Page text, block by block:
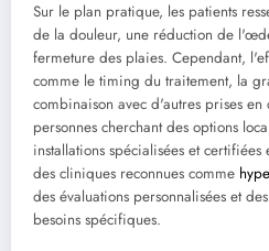
Sur le plan pratique, les patients
de la douleur, une réduction de
fermeture des plaies. Cependant,
comme le timing du traitement, la
combinaison avec d'autres prises
personnes cherchant des options
installations spécialisées et
des cliniques reconnues comme
des évaluations personnalisées et
besoins spécifiques.